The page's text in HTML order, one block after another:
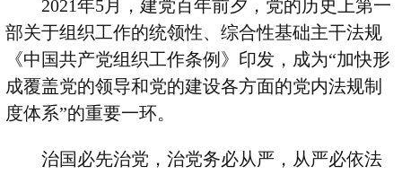
2021年5月，建党百年前夕，党的历史上第一
部关于组织工作的统领性、综合性基础主干法规
《中国共产党组织工作条例》印发，成为“加快形
成覆盖党的领导和党的建设各方面的党内法规制
度体系”的重要一环。
治国必先治党，治党务必从严，从严必依法